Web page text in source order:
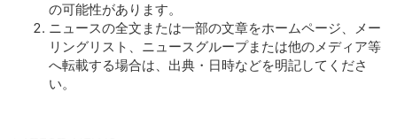
の可能性があります。
ニュースの全文または一部の文章をホームページ、メー
リングリスト、ニュースグループまたは他のメディア等
へ転載する場合は、出典・日時などを明記してくださ
い。